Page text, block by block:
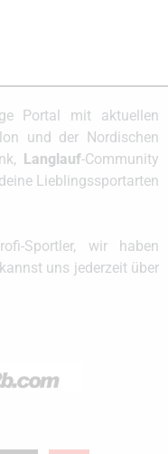
Portal mit aktuellen
und der Nordischen
Langlauf-Community
Lieblingssportarten
Sportler, wir haben
uns jederzeit über